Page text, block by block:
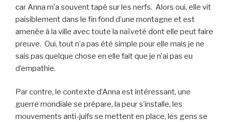
car Anna m’a souvent tapé sur les nerfs. Alors oui, elle vit
paisiblement dans le fin fond d’une montagne et est
amenée à la ville avec toute la naïveté dont elle peut faire
preuve. Oui, tout n’a pas été simple pour elle mais je ne
sais pas quelque chose en elle fait que je n’ai pas eu
d’empathie.
Par contre, le contexte d’Anna est intéressant, une
guerre mondiale se prépare, la peur s’installe, les
mouvements anti-juifs se mettent en place, les gens se